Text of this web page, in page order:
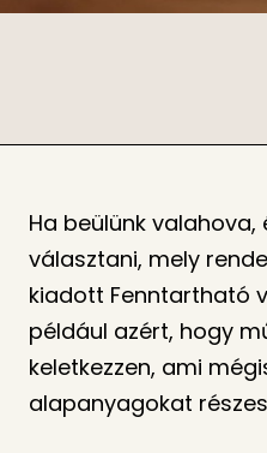
Ha beülünk
választani, mely
kiadott Fenntartható
például azért, hogy
keletkezzen, ami
alapanyagokat